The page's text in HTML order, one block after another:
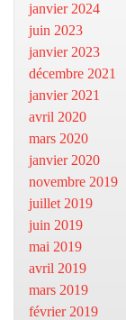
janvier 2024
juin 2023
janvier 2023
décembre 2021
janvier 2021
avril 2020
mars 2020
janvier 2020
novembre 2019
juillet 2019
juin 2019
mai 2019
avril 2019
mars 2019
février 2019